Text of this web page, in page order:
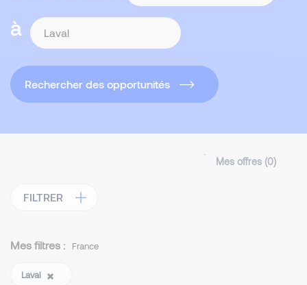
à
Rechercher des opportunités
Mes offres (0)
FILTRER
Mes filtres : France
Laval